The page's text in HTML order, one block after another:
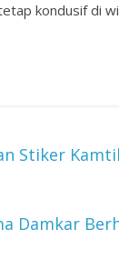
kondusif di
Stiker
Damkar